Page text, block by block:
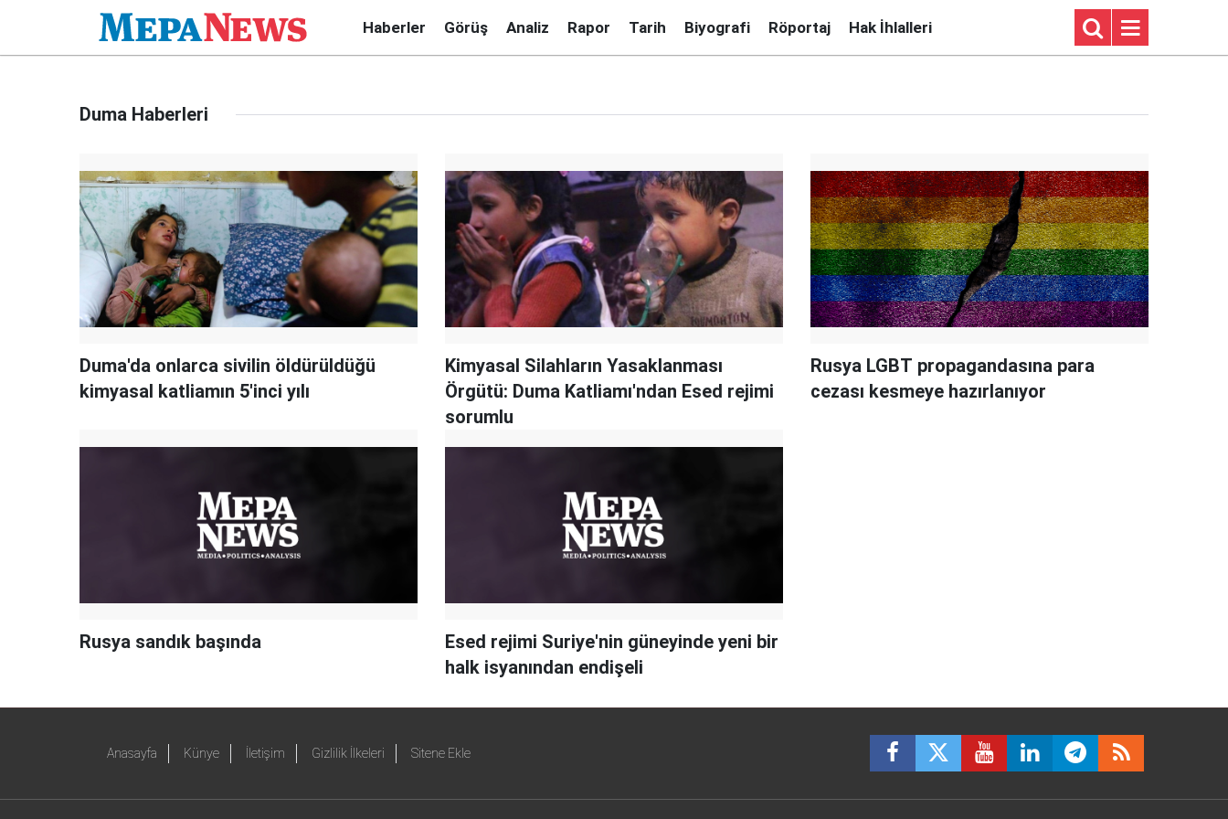
Haberler Görüş Analiz Rapor Tarih Biyografi Röportaj Hak İhlalleri
Duma Haberleri
Duma'da onlarca sivilin öldürüldüğü
kimyasal katliamın 5'inci yılı
Kimyasal Silahların Yasaklanması
Örgütü: Duma Katliamı'ndan Esed rejimi
sorumlu
Rusya LGBT propagandasına para
cezası kesmeye hazırlanıyor
Rusya sandık başında
Esed rejimi Suriye'nin güneyinde yeni bir
halk isyanından endişeli
Anasayfa Künye İletişim Gizlilik İlkeleri Sitene Ekle